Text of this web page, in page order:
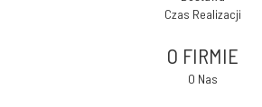
Czas Realizacji
O FIRMIE
O Nas